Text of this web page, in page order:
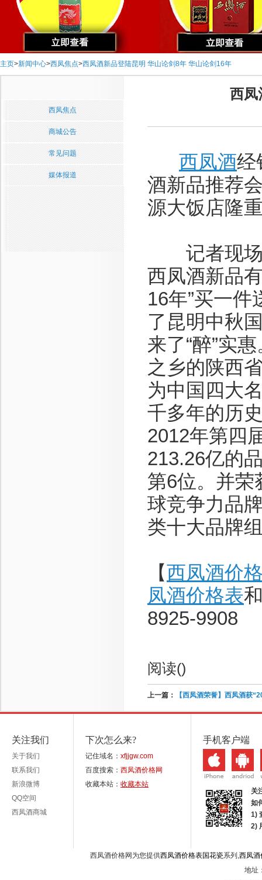
主页>新闻中心>西凤焦点>西凤酒新品登陆昆明 华山论剑8年 华山论剑16年
西凤焦点
商城公告
常见问题
媒体报道
西凤
西凤酒经
酒新品推荐
源大饭店隆
记者现场
西凤酒新品
16年”买一件
了昆明中秋
来了“醉”实
之乡的陕西
为中国四大
千多年的历
2012年第四
213.26亿的
第6位。并荣
球竞争力品
类十大品牌
【西凤酒价
凤酒价格表
8925-9908
阅读()
上一篇： 【西凤酒荣誉】西凤酒获
关注我们
关于我们
联系我们
新浪微博
QQ空间
西凤酒商城
下次怎么来?
记住域名： xfjjgw.com
百度搜索： 西凤酒价格网
收藏本站： 收藏本站
手机客户端
关
如
1)
2)
西凤酒价格网为您提供西凤酒价格表国花瓷系列,西凤酒
地址